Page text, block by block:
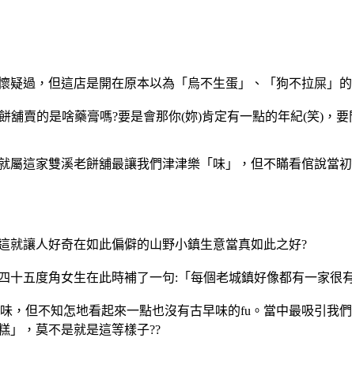
過，但這店是開在原本以為「烏不生蛋」、「狗不拉屎」
賣的是啥藥膏嗎?要是會那你(妳)肯定有一點的年紀(笑)，要
這家雙溪老餅舖最讓我們津津樂「味」，但不瞞看倌說當
就讓人好奇在如此偏僻的山野小鎮生意當真如此之好?
五度角女生在此時補了一句:「每個老城鎮好像都有一家很
，但不知怎地看起來一點也沒有古早味的fu。當中最吸引我
」，莫不是就是這等樣子??